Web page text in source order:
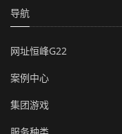
导航
网址恒峰G22
案例中心
集团游戏